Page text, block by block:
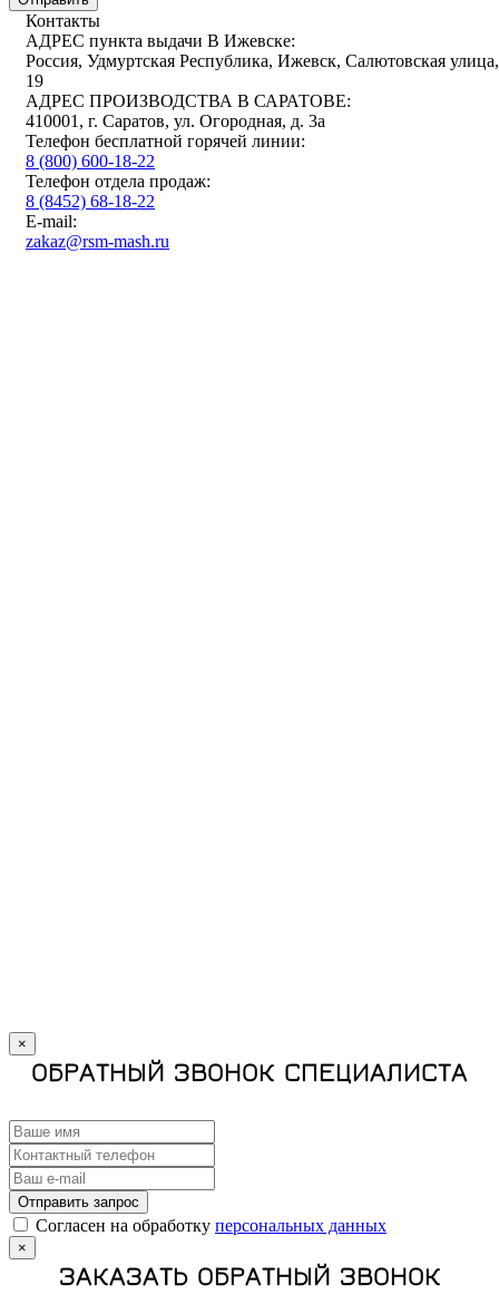
Контакты
АДРЕС пункта выдачи В Ижевске:
Россия, Удмуртская Республика, Ижевск, Салютовская улица,
19
АДРЕС ПРОИЗВОДСТВА В САРАТОВЕ:
410001, г. Саратов, ул. Огородная, д. 3а
Телефон бесплатной горячей линии:
8 (800) 600-18-22
Телефон отдела продаж:
8 (8452) 68-18-22
E-mail:
zakaz@rsm-mash.ru
×
ОБРАТНЫЙ ЗВОНОК СПЕЦИАЛИСТА
Отправить запрос
Cогласен на обработку персональных данных
×
ЗАКАЗАТЬ ОБРАТНЫЙ ЗВОНОК